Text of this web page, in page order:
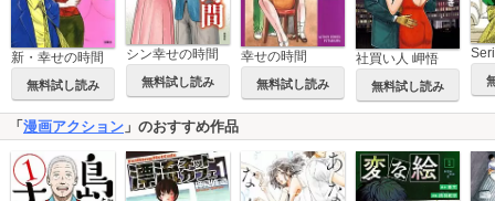
新・幸せの時間
無料試し読み
シン幸せの時間
無料試し読み
幸せの時間
無料試し読み
社買い人 岬悟
無料試し読み
「 漫画アクション 」のおすすめ作品